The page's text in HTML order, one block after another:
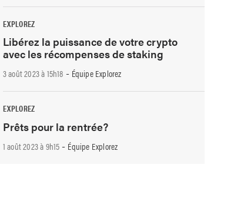
EXPLOREZ
Libérez la puissance de votre crypto
avec les récompenses de staking
3 août 2023 à 15h18 - Équipe Explorez
EXPLOREZ
Prêts pour la rentrée?
1 août 2023 à 9h15 - Équipe Explorez